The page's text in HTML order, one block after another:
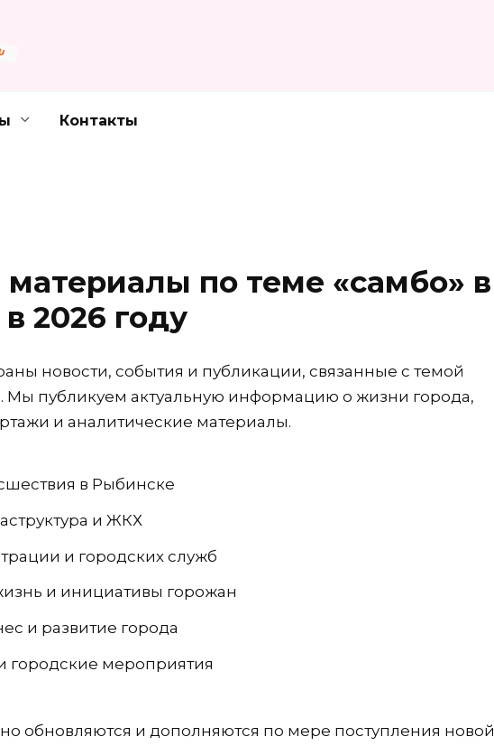
Контакты
материалы по теме «самбо» в
2026 году
новости, события и публикации, связанные с темой
Мы публикуем актуальную информацию о жизни города,
и аналитические материалы.
в Рыбинске
и ЖКХ
и городских служб
и инициативы горожан
и развитие города
городские мероприятия
обновляются и дополняются по мере поступления новой